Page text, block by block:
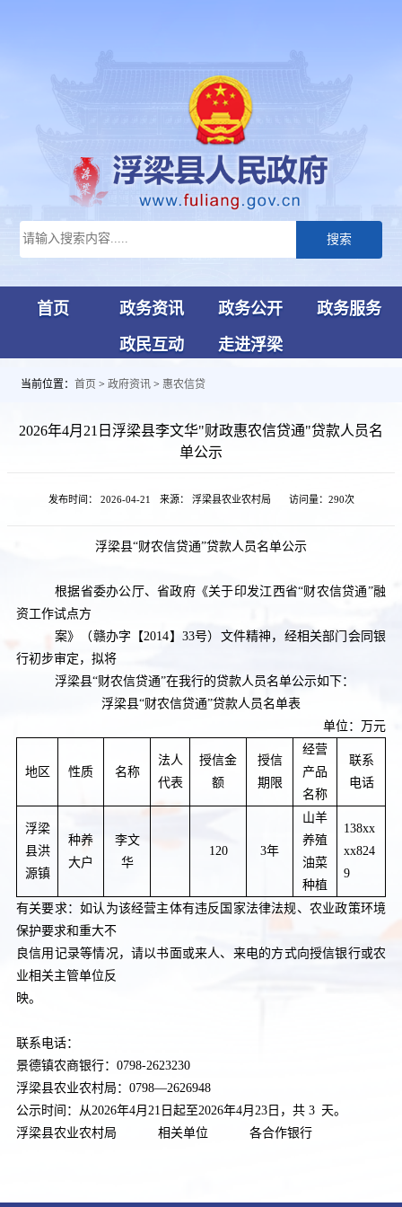
搜索
首页 政务资讯 政务公开
政务服务
政民互动
走进浮梁
当前位置： 首页 > 政府资讯 > 惠农信贷
2026年4月21日浮梁县李文华"财政惠农信贷通"贷款人员名
单公示
发布时间： 2026-04-21 来源： 浮梁县农业农村局 访问量： 290次
浮梁县“财农信贷通”贷款人员名单公示
根据省委办公厅、省政府《关于印发江西省“财农信贷通”融
资工作试点方
案》（赣办字【2014】33号）文件精神，经相关部门会同银
行初步审定，拟将
浮梁县“财农信贷通”在我行的贷款人员名单公示如下：
浮梁县“财农信贷通”贷款人员名单表
单位：万元
地区 性质 名称
法人
代表
授信金
额
授信
期限
经营
产品
名称
联系
电话
浮梁
县洪
源镇
种养
大户
李文
华
120 3年
山羊
养殖
油菜
种植
138xx
xx824
9
有关要求：如认为该经营主体有违反国家法律法规、农业政策环境
保护要求和重大不
良信用记录等情况，请以书面或来人、 来电的方式向授信银行或农
业相关主管单位反
映。
联系电话：
景德镇农商银行： 0798-2623230
浮梁县农业农村局： 0798—2626948
公示时间：从 2026年4月 21 日起至2026年4月 23日，共 3 天。
浮梁县农业农村局
相关单位 各合作银行